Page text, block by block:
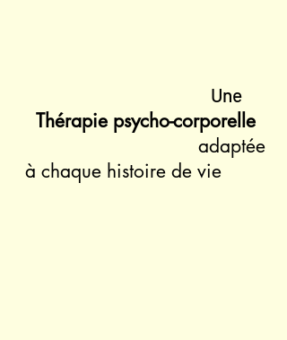
Une
Thérapie psycho-corporelle
adaptée
à chaque histoire de vie